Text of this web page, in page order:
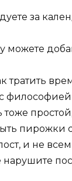
за
тратить
философией
пирожки
и не всем